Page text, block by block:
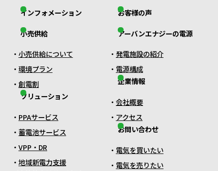
インフォメーション
小売供給
小売供給について
環境プラン
創電割
ソリューション
PPAサービス
蓄電池サービス
VPP・DR
地域新電力支援
お客様の声
アーバンエナジーの電源
発電施設の紹介
電源構成
企業情報
会社概要
アクセス
お問い合わせ
電気を買いたい
電気を売りたい